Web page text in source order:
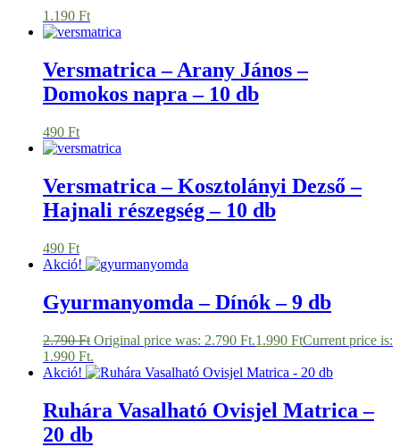
1.190 Ft
Versmatrica – Arany János –
Domokos napra – 10 db
490 Ft
Versmatrica – Kosztolányi Dezső –
Hajnali részegség – 10 db
490 Ft
Akció!
Gyurmanyomda – Dínók – 9 db
2.790Ft Original price was: 2.790 Ft.1.990 FtCurrent price is:
1.990 Ft.
Akció!
Ruhára Vasalható Ovisjel Matrica –
20 db